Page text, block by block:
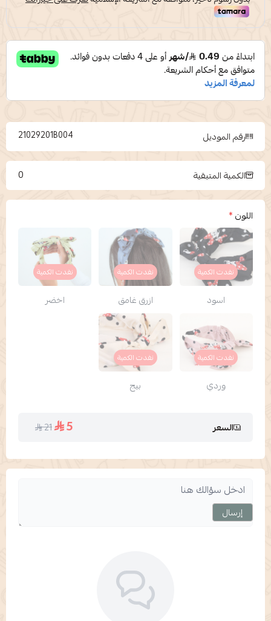
رقم الموديل 21029201B004
الكمية المتبقية 0
اللون*
نفدت الكمية
اسود
نفدت الكمية
ازرق غامق
نفدت الكمية
اخضر
نفدت الكمية
وردي
نفدت الكمية
بيج
السعر 5
21
إرسال